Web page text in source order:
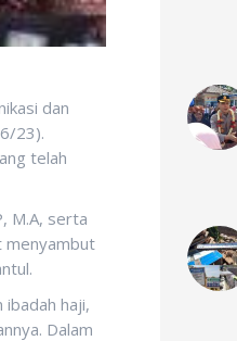
dan
23).
telah
M.A, serta
menyambut
haji,
Dalam